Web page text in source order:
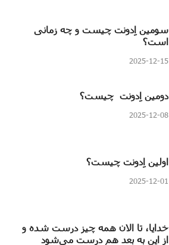
سومین اِدونت چیست و چه زمانی
است؟
2025-12-15
دومین اِدونت چیست؟
2025-12-08
اولین اِدونت چیست؟
2025-12-01
خدایا، تا الان همه چیز درست شده و
از این به بعد هم درست می‌شود